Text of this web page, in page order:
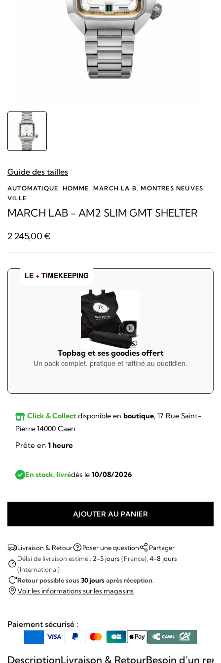
Guide des tailles
AUTOMATIQUE, HOMME ,MARCH LA.B,MONTRES NEUVES,
VILLE
MARCH LAB - AM2 SLIM GMT SHELTER
2 245,00 €
LE + TIMEKEEPING
Topbag et ses goodies offert
Un pack complet, pratique et raffiné au quotidien.
Click & Collect disponible en boutique, 17 Rue Saint-
Pierre 14000 Caen
Prête en 1 heure
En stock, livrédès le 10/08/2026
March
Lab
AM2
Slim
Shelter
AJOUTER AU PANIER
Livraison & Retour Poser une question
Partager
Délai de livraison estimé : 2-5 jours (France), 4-8 jours
(International)
Retour possible sous30 joursaprès réception.
Voir les informations sur les magasins
Paiement sécurisé :
DescriptionLivraison & RetourBesoin d’un